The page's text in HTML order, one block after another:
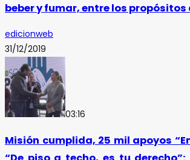
beber y fumar, entre los propósitos
edicionweb
31/12/2019
03:16
Misión cumplida, 25 mil apoyos